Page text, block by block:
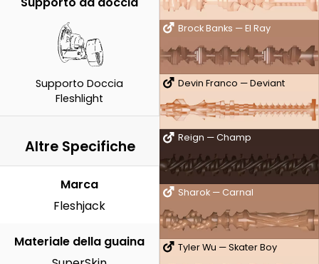
Brock Banks — El Ray
Devin Franco — Deviant
Reign — Champ
Sharok — Carnal
Tyler Wu — Skater Boy
Supporto Doccia
Fleshlight
Altre Specifiche
Marca
Fleshjack
Materiale della guaina